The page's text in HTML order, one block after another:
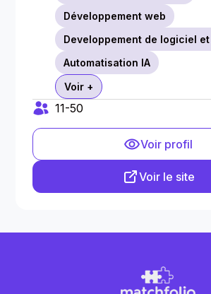
Développement web
Developpement de logiciel et
Automatisation IA
Voir +
11-50
Voir profil
Voir le site